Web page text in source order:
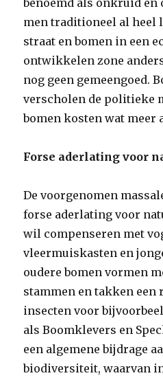
benoemd als onkruid en
men traditioneel al heel
straat en bomen in een
ontwikkelen zone
nog geen gemeengoed.
verscholen de politieke
bomen kosten wat meer
Forse aderlating voor
De voorgenomen
forse aderlating voor
wil compenseren met
vleermuiskasten en
oudere bomen vormen
stammen en takken een
insecten voor
als Boomklevers en
een algemene bijdrage
biodiversiteit, waarvan